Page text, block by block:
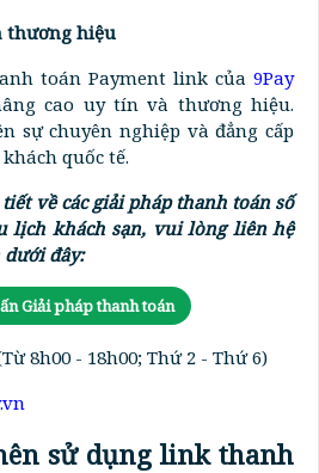
thương hiệu
toán Payment link của 9Pay
cao uy tín và thương hiệu.
sự chuyên nghiệp và đẳng cấp
quốc tế.
về các giải pháp thanh toán số
lịch khách sạn, vui lòng liên hệ
dưới đây:
Giải pháp thanh toán
8h00 - 18h00; Thứ 2 - Thứ 6)
sử dụng link thanh